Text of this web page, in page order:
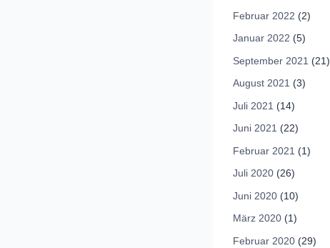
Februar 2022 (2)
Januar 2022 (5)
September 2021 (21)
August 2021 (3)
Juli 2021 (14)
Juni 2021 (22)
Februar 2021 (1)
Juli 2020 (26)
Juni 2020 (10)
März 2020 (1)
Februar 2020 (29)